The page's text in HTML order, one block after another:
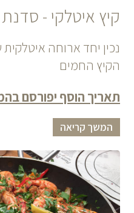
קיץ איטלקי -
נכין יחד ארוחה
הקיץ החמים
תאריך הוסף יפורסם
המשך קריאה